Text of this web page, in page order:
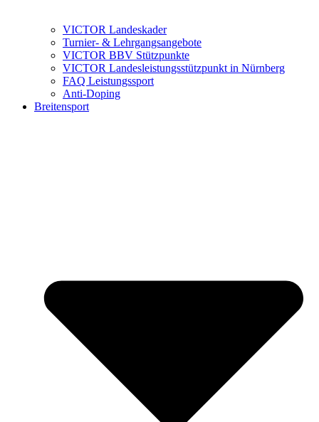
VICTOR Landeskader
Turnier- & Lehrgangsangebote
VICTOR BBV Stützpunkte
VICTOR Landesleistungsstützpunkt in Nürnberg
FAQ Leistungssport
Anti-Doping
Breitensport